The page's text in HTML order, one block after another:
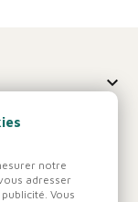

notre
adresser
Vous